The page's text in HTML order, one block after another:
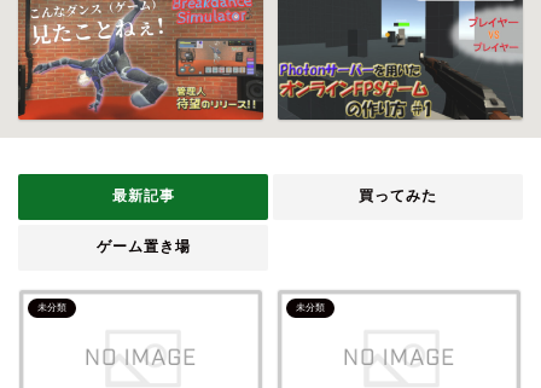
最新記事 買ってみた
ゲーム置き場
未分類 未分類